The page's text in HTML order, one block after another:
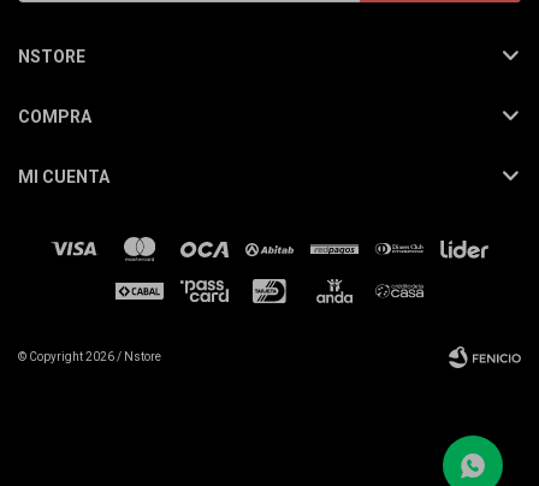
NSTORE
COMPRA
MI CUENTA
© Copyright 2026 / Nstore